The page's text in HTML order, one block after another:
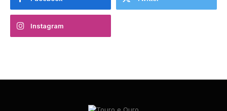
Instagram